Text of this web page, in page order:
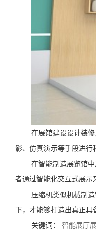
在展馆建设设计装
影、仿真演示等手段进
在智能制造展览馆
者通过智能化交互式展示
压缩机类似机械制
下，才能够打造出真正
关键词： 智能展厅